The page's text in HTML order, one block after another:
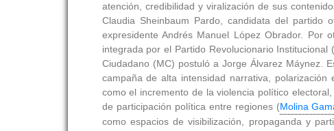
atención, credibilidad y viralización de sus
Claudia Sheinbaum Pardo, candidata del partido
expresidente Andrés Manuel López Obrador.
integrada por el Partido Revolucionario
Ciudadano (MC) postuló a Jorge Álvarez Máynez.
campaña de alta intensidad narrativa,
como el incremento de la violencia político
de participación política entre regiones (Molina
como espacios de visibilización, propaganda y